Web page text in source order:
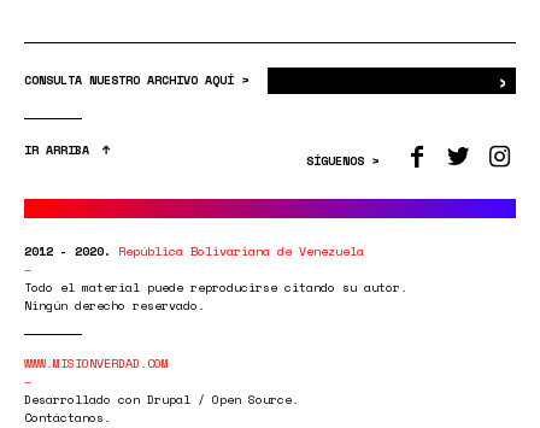
CONSULTA NUESTRO ARCHIVO AQUÍ > ›
IR ARRIBA
SÍGUENOS >
2012 - 2020. República Bolivariana de Venezuela
Todo el material puede reproducirse citando su autor.
Ningún derecho reservado.
WWW.MISIONVERDAD.COM
Desarrollado con Drupal / Open Source.
Contáctanos.